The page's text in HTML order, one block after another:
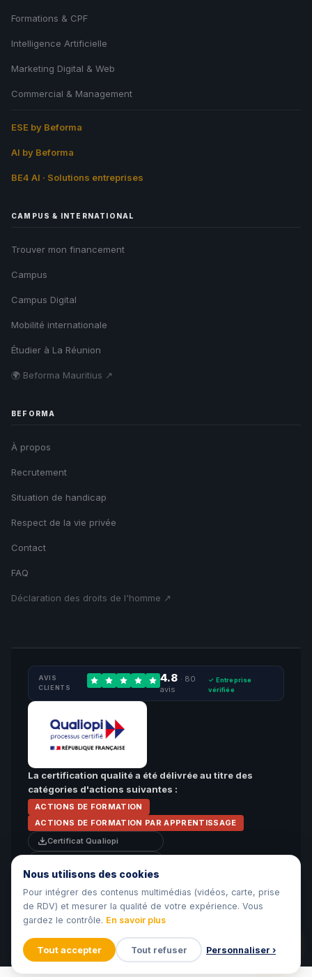
Formations & CPF
Intelligence Artificielle
Marketing Digital & Web
Commercial & Management
ESE by Beforma
AI by Beforma
BE4 AI · Solutions entreprises
CAMPUS & INTERNATIONAL
Trouver mon financement
Campus
Campus Digital
Mobilité internationale
Étudier à La Réunion
🌍 Beforma Mauritius ↗
BEFORMA
À propos
Recrutement
Situation de handicap
Respect de la vie privée
Contact
FAQ
Déclaration des droits de l'homme ↗
AVIS
CLIENTS
4.8 · 80
avis
✓ Entreprise
vérifiée
La certification qualité a été délivrée au titre des
catégories d'actions suivantes :
ACTIONS DE FORMATION
ACTIONS DE FORMATION PAR APPRENTISSAGE
Certificat Qualiopi
© 2026 Beforma · Organisme de formation privé · Centre de
Formation & CFA · 5 Chemin Grand Canal, Saint-Denis, La Réunion.
Tous droits réservés.
Mentions légalesCGUCGVCookies📄 Règlement Apprentissage
📄 Règlement FOADAccessibilité
Nous utilisons des cookies
Pour intégrer des contenus multimédias (vidéos, carte, prise
de RDV) et mesurer la qualité de votre expérience. Vous
gardez le contrôle. En savoir plus
Tout accepter Tout refuser Personnaliser ›
🍪